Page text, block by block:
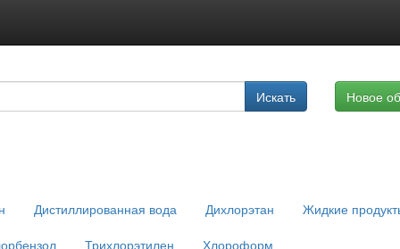
Искать Новое
Дистиллированная вода Дихлорэтан
Жидкие
Трихлорэтилен Хлороформ